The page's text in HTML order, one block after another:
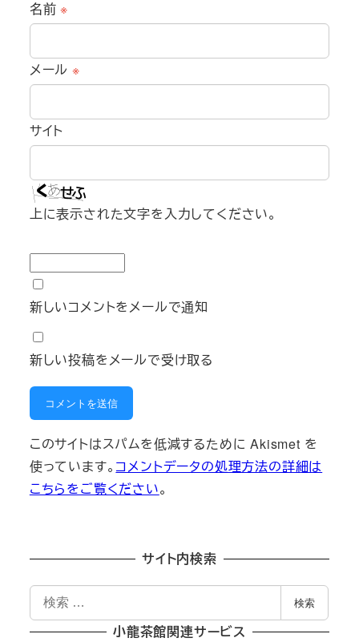
名前※
メール ※
サイト
上に表示された文字を入力してください。
新しいコメントをメールで通知
新しい投稿をメールで受け取る
このサイトはスパムを低減するために Akismet を
使っています。 コメントデータの処理方法の詳細は
こちらをご覧ください。
サイト内検索
索
検索
小龍茶館関連サービス